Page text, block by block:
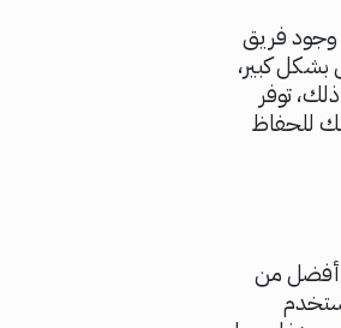
وجود فريق
كبير،
توفر
للحفاظ
أفضل من